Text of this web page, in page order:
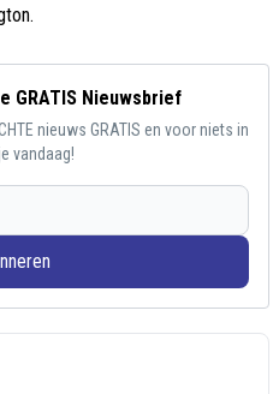
GRATIS Nieuwsbrief
nieuws GRATIS en voor niets in
vandaag!